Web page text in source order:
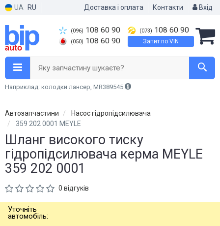
UA RU Доставка і оплата Контакти Вхід
(096) 108 60 90
(050) 108 60 90
(073) 108 60 90
Запит по VIN
Яку запчастину шукаєте?
Наприклад: колодки лансер, MR389545
Автозапчастини
Насос гідропідсилювача
359 202 0001 MEYLE
Шланг високого тиску
гідропідсилювача керма MEYLE
359 202 0001
0 відгуків
Уточніть
автомобіль: